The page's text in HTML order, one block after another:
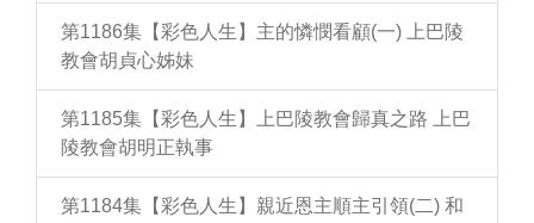
第1186集【彩色人生】主的憐憫看顧(一) 上巴陵
教會胡貞心姊妹
第1185集【彩色人生】上巴陵教會歸真之路 上巴
陵教會胡明正執事
第1184集【彩色人生】親近恩主順主引領(二) 和